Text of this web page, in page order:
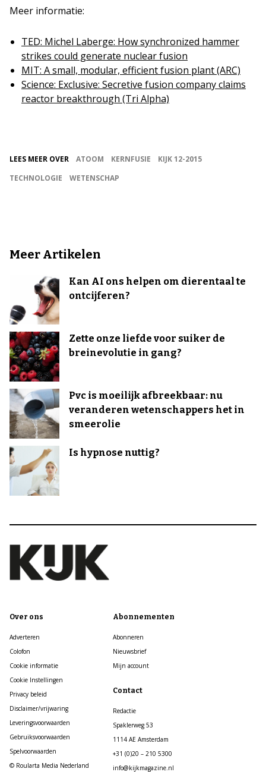
Meer informatie:
TED: Michel Laberge: How synchronized hammer
strikes could generate nuclear fusion
MIT: A small, modular, efficient fusion plant (ARC)
Science: Exclusive: Secretive fusion company claims
reactor breakthrough (Tri Alpha)
LEES MEER OVER ATOOM KERNFUSIE
KIJK 12-2015
TECHNOLOGIE
WETENSCHAP
Meer Artikelen
Kan AI ons helpen om dierentaal te
ontcijferen?
Zette onze liefde voor suiker de
breinevolutie in gang?
Pvc is moeilijk afbreekbaar: nu
veranderen wetenschappers het in
smeerolie
Is hypnose nuttig?
Over ons
Adverteren
Colofon
Cookie informatie
Cookie Instellingen
Privacy beleid
Disclaimer/vrijwaring
Leveringsvoorwaarden
Gebruiksvoorwaarden
Spelvoorwaarden
© Roularta Media Nederland
Abonnementen
Abonneren
Nieuwsbrief
Mijn account
Contact
Redactie
Spaklerweg 53
1114 AE Amsterdam
+31 (0)20 – 210 5300
info@kijkmagazine.nl